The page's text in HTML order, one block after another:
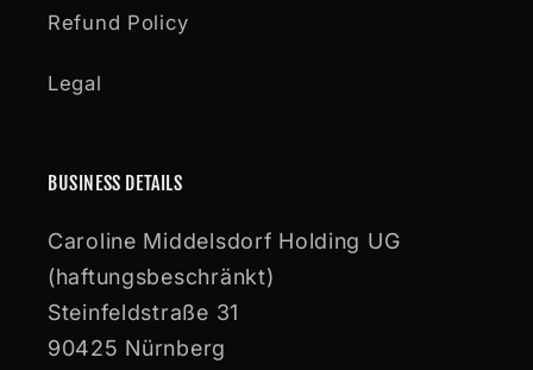
Refund Policy
Legal
BUSINESS DETAILS
Caroline Middelsdorf Holding UG
(haftungsbeschränkt)
Steinfeldstraße 31
90425 Nürnberg